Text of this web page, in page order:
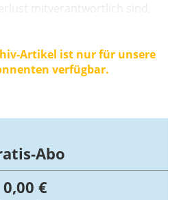
mitverantwortlich sind,
aller Unvollkommenheit
Artikel ist nur für unsere
verfügbar.
Abo
0,00 €